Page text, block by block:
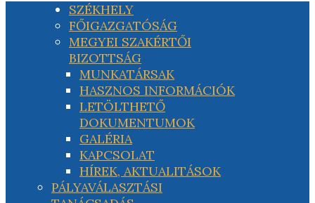
SZÉKHELY
FŐIGAZGATÓSÁG
MEGYEI SZAKÉRTŐI
BIZOTTSÁG
MUNKATÁRSAK
HASZNOS INFORMÁCIÓK
LETÖLTHETŐ
DOKUMENTUMOK
GALÉRIA
KAPCSOLAT
HÍREK, AKTUALITÁSOK
PÁLYAVÁLASZTÁSI